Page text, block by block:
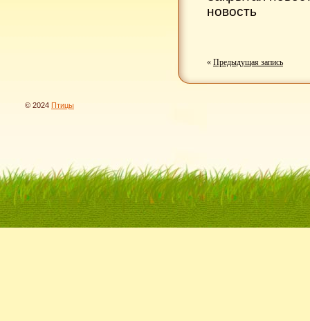
новость
« Предыдущая запись
© 2024 Птицы